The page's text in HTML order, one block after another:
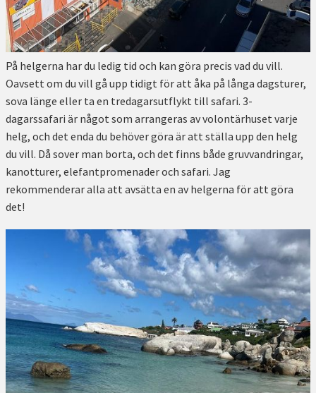
På helgerna har du ledig tid och kan göra precis vad du vill.
Oavsett om du vill gå upp tidigt för att åka på långa dagsturer,
sova länge eller ta en tredagarsutflykt till safari. 3-
dagarssafari är något som arrangeras av volontärhuset varje
helg, och det enda du behöver göra är att ställa upp den helg
du vill. Då sover man borta, och det finns både gruvvandringar,
kanotturer, elefantpromenader och safari. Jag
rekommenderar alla att avsätta en av helgerna för att göra
det!